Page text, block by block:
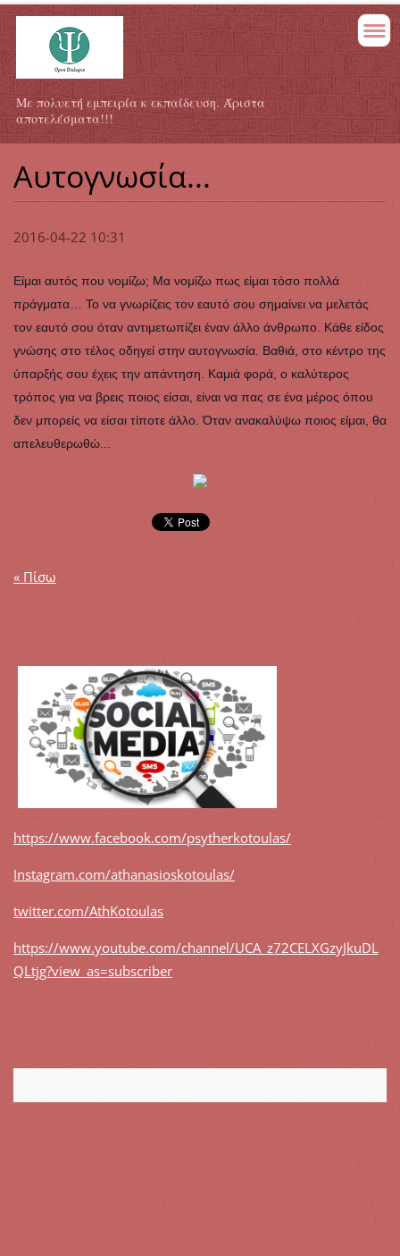
Με πολυετή εμπειρία κ εκπαίδευση. Άριστα
αποτελέσματα!!!
Αυτογνωσία...
2016-04-22 10:31
Είμαι αυτός που νομίζω; Μα νομίζω πως είμαι τόσο πολλά
πράγματα… Το να γνωρίζεις τον εαυτό σου σημαίνει να μελετάς
τον εαυτό σου όταν αντιμετωπίζει έναν άλλο άνθρωπο. Κάθε είδος
γνώσης στο τέλος οδηγεί στην αυτογνωσία. Βαθιά, στο κέντρο της
ύπαρξής σου έχεις την απάντηση. Καμιά φορά, ο καλύτερος
τρόπος για να βρεις ποιος είσαι, είναι να πας σε ένα μέρος όπου
δεν μπορείς να είσαι τίποτε άλλο. Όταν ανακαλύψω ποιος είμαι, θα
απελευθερωθώ...
« Πίσω
https://www.facebook.com/psytherkotoulas/
Instagram.com/athanasioskotoulas/
twitter.com/AthKotoulas
https://www.youtube.com/channel/UCA_z72CELXGzyJkuDL
QLtjg?view_as=subscriber